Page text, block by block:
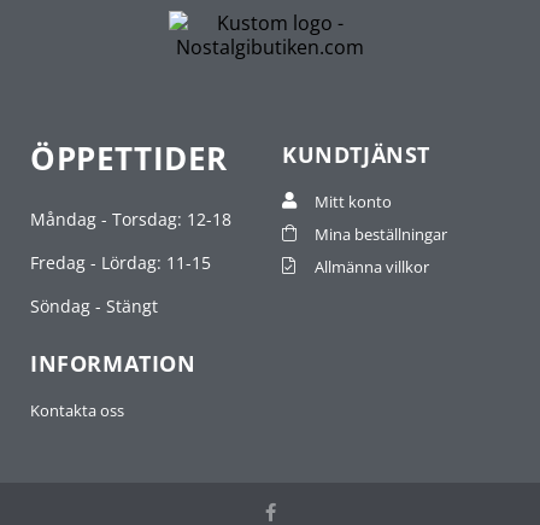
ÖPPETTIDER
Måndag - Torsdag: 12-18
Fredag - Lördag: 11-15
Söndag - Stängt
KUNDTJÄNST
Mitt konto
Mina beställningar
Allmänna villkor
INFORMATION
Kontakta oss